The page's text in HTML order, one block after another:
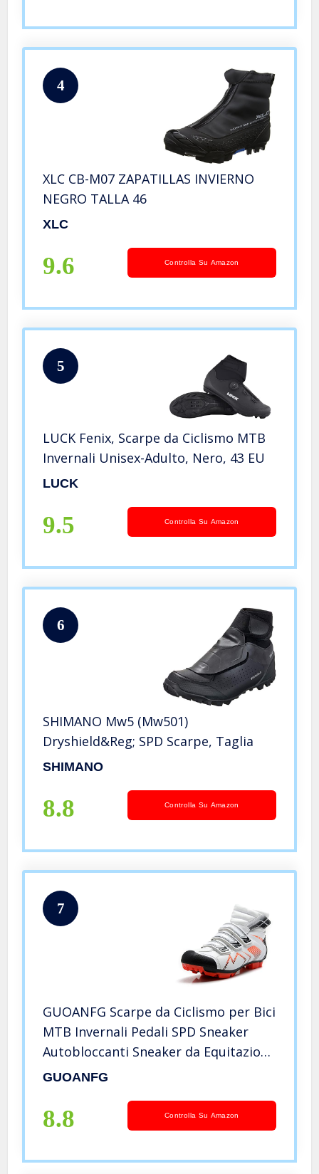
4
XLC CB-M07 ZAPATILLAS INVIERNO
NEGRO TALLA 46
XLC
9.6 Controlla Su Amazon
5
LUCK Fenix, Scarpe da Ciclismo MTB
Invernali Unisex-Adulto, Nero, 43 EU
LUCK
9.5 Controlla Su Amazon
6
SHIMANO Mw5 (Mw501)
Dryshield&Reg; SPD Scarpe, Taglia
SHIMANO
8.8 Controlla Su Amazon
7
GUOANFG Scarpe da Ciclismo per Bici
MTB Invernali Pedali SPD Sneaker
Autobloccanti Sneaker da Equitazione
per Biciclette Scarpe Traspiranti,B-44
GUOANFG
8.8 Controlla Su Amazon